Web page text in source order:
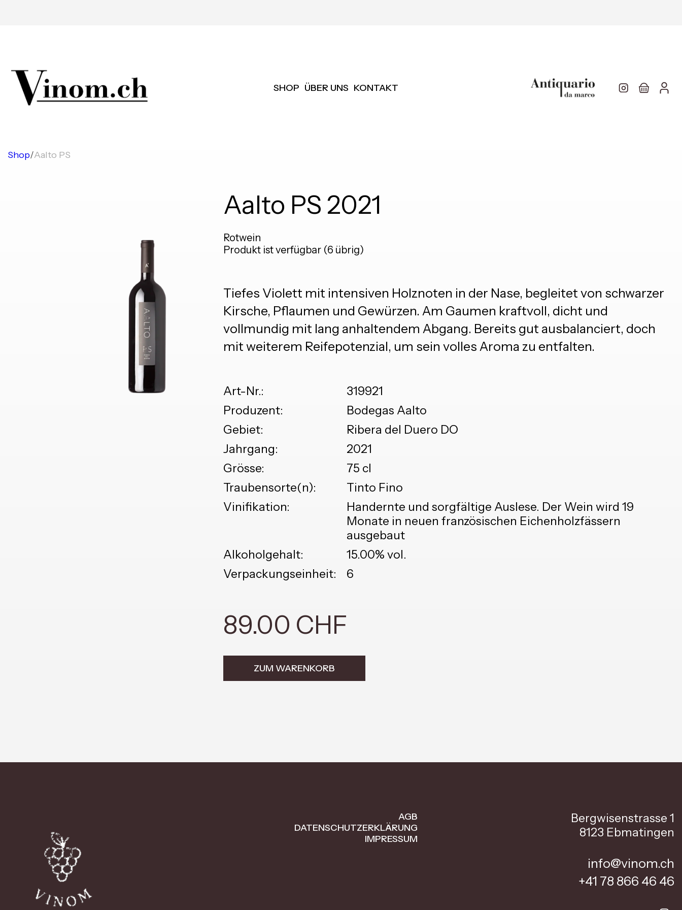
SHOP ÜBER UNS KONTAKT
Shop/Aalto PS
Aalto PS 2021
Rotwein
Produkt ist verfügbar (6 übrig)
Tiefes Violett mit intensiven Holznoten in der Nase, begleitet von schwarzer
Kirsche, Pflaumen und Gewürzen. Am Gaumen kraftvoll, dicht und
vollmundig mit lang anhaltendem Abgang. Bereits gut ausbalanciert, doch
mit weiterem Reifepotenzial, um sein volles Aroma zu entfalten.
Art-Nr.:
319921
Produzent:
Bodegas Aalto
Gebiet:
Ribera del Duero DO
Jahrgang:
2021
Grösse:
75 cl
Traubensorte(n):
Tinto Fino
Vinifikation:
Handernte und sorgfältige Auslese. Der Wein wird 19
Monate in neuen französischen Eichenholzfässern
ausgebaut
Alkoholgehalt:
15.00% vol.
Verpackungseinheit:
6
89.00 CHF
ZUM WARENKORB
AGB
DATENSCHUTZERKLÄRUNG
IMPRESSUM
Bergwisenstrasse 1
8123 Ebmatingen
info@vinom.ch
+41 78 866 46 46